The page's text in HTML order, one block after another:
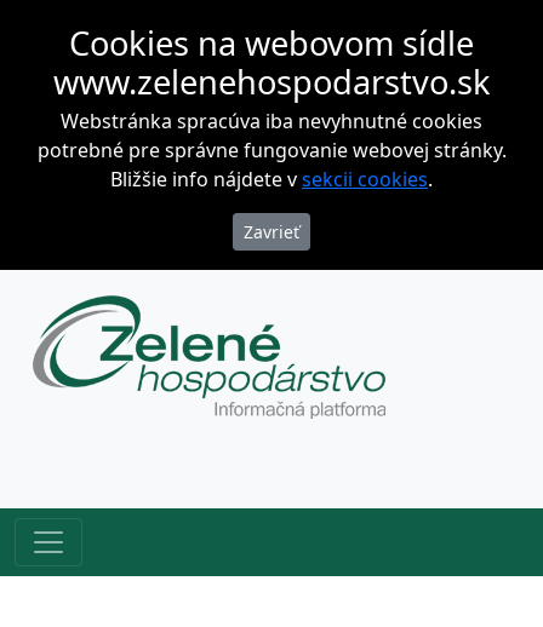
Cookies na webovom sídle
www.zelenehospodarstvo.sk
Webstránka spracúva iba nevyhnutné cookies
potrebné pre správne fungovanie webovej stránky.
Bližšie info nájdete vsekcii cookies.